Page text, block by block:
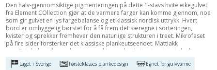
Den halv-gjennomsiktige pigmenteringen på dette 1-stavs hvite eikegulvet
fra Element COllection gjør at de varmere farger kan komme gjennom, noe
som gir gulvet en lys fargebalanse og et klassisk nordisk uttrykk. Hvert
bord er omhyggelig børstet for å få frem det særegne i sorteringen,
kvister og sprekker fremhever den naturlige strukturen i treet. Mikrofaset
på fire sider forsterker det klassiske plankeutseendet. Mattlakk
overflatebehandlingen begrenser skinn og beskytter treet mot daglig
slitasje.
Laget i Sverige Førsteklasses plankedesign Egnet for gulvvarme